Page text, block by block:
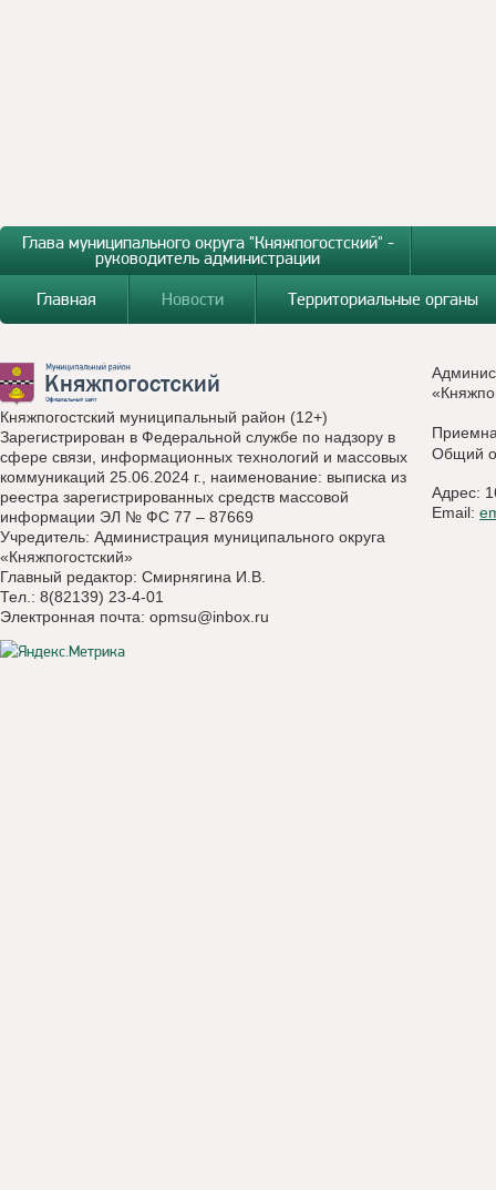
Глава муниципального округа "Княжпогостский" -
руководитель администрации
Главная
Новости Территориальные органы
Княжпогостский муниципальный район (12+)
Зарегистрирован в Федеральной службе по надзору в
сфере связи, информационных технологий и массовых
коммуникаций 25.06.2024 г., наименование: выписка из
реестра зарегистрированных средств массовой
информации ЭЛ № ФС 77 – 87669
Учредитель: Администрация муниципального округа
«Княжпогостский»
Главный редактор: Смирнягина И.В.
Тел.: 8(82139) 23-4-01
Электронная почта: opmsu@inbox.ru
Общий
Адрес:
Email: